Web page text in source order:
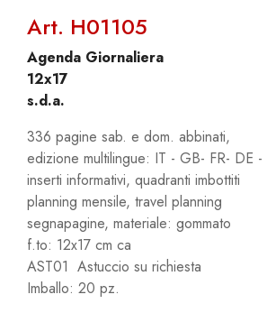
Art. H01105
Agenda Giornaliera
12x17
s.d.a.
336 pagine sab. e dom. abbinati,
edizione multilingue: IT - GB- FR- DE -
inserti informativi, quadranti imbottiti
planning mensile, travel planning
segnapagine, materiale: gommato
f.to: 12x17 cm ca
AST01 Astuccio su richiesta
Imballo: 20 pz.